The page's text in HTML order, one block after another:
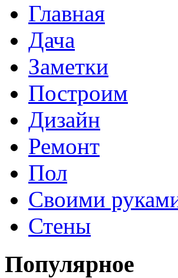
Главная
Дача
Заметки
Построим
Дизайн
Ремонт
Пол
Своими
Стены
Популярное